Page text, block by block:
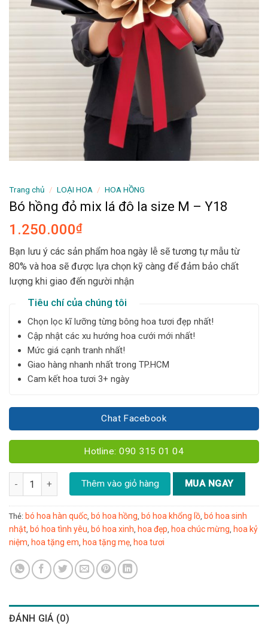
Trang chủ / LOẠI HOA / HOA HỒNG
Bó hồng đỏ mix lá đô la size M – Y18
1.250.000₫
Bạn lưu ý các sản phẩm hoa ngày lễ sẽ tương tự mẫu từ
80% và hoa sẽ được lựa chọn kỹ càng để đảm bảo chất
lượng khi giao đến người nhận
Tiêu chí của chúng tôi
Chọn lọc kĩ lưỡng từng bông hoa tươi đẹp nhất!
Cập nhật các xu hướng hoa cưới mới nhất!
Mức giá cạnh tranh nhất!
Giao hàng nhanh nhất trong TP.HCM
Cam kết hoa tươi 3+ ngày
Chat Facebook
Hotline: 090 315 01 04
Bó hồng đỏ mix lá đô la size M - Y18 số lượng
Thêm vào giỏ hàng MUA NGAY
Thẻ: bó hoa hàn quốc, bó hoa hồng, bó hoa khổng lồ, bó hoa sinh
nhật, bó hoa tình yêu, bó hoa xinh, hoa đẹp, hoa chúc mừng, hoa kỷ
niệm, hoa tặng em, hoa tặng mẹ, hoa tươi
ĐÁNH GIÁ (0)